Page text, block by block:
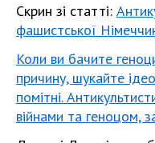
Скрин зі статті:
фашистської
Коли ви бачите
причину, шукайте
помітні.
війнами та геноцом,